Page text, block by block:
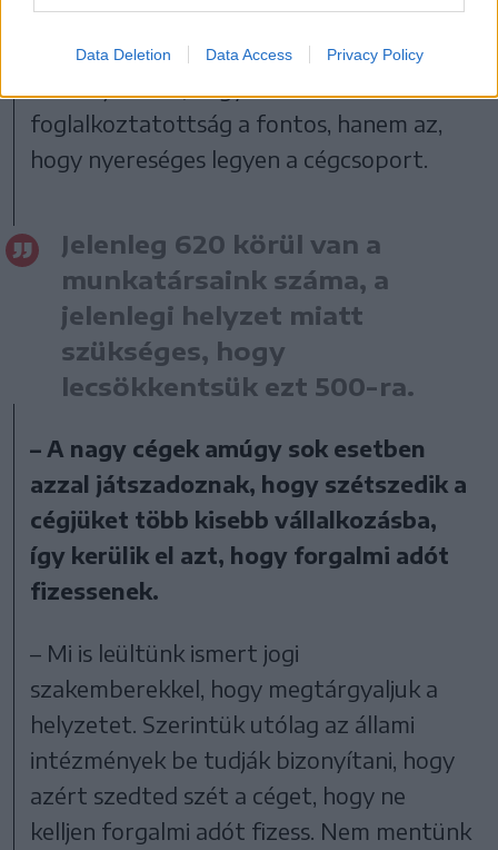
Data Deletion Data Access Privacy Policy
Akkor úgy éreztem, hogy az a célom, hogy
„ezredes” legyek, közben azonban rá
foglalkoztatottság a fontos, hanem az,
hogy nyereséges legyen a cégcsoport.
Jelenleg 620 körül van a
munkatársaink száma, a
jelenlegi helyzet miatt
szükséges, hogy
lecsökkentsük ezt 500-ra.
– A nagy cégek amúgy sok esetben
azzal játszadoznak, hogy szétszedik a
cégjüket több kisebb vállalkozásba,
így kerülik el azt, hogy forgalmi adót
fizessenek.
– Mi is leültünk ismert jogi
szakemberekkel, hogy megtárgyaljuk a
helyzetet. Szerintük utólag az állami
intézmények be tudják bizonyítani, hogy
azért szedted szét a céget, hogy ne
kelljen forgalmi adót fizess. Nem mentünk